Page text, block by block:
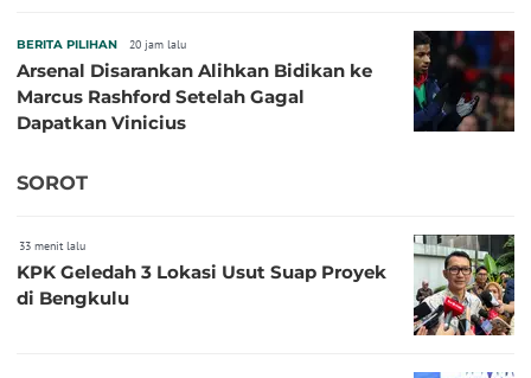
BERITA PILIHAN 20 jam lalu
Arsenal Disarankan Alihkan Bidikan ke
Marcus Rashford Setelah Gagal
Dapatkan Vinicius
SOROT
33 menit lalu
KPK Geledah 3 Lokasi Usut Suap Proyek
di Bengkulu